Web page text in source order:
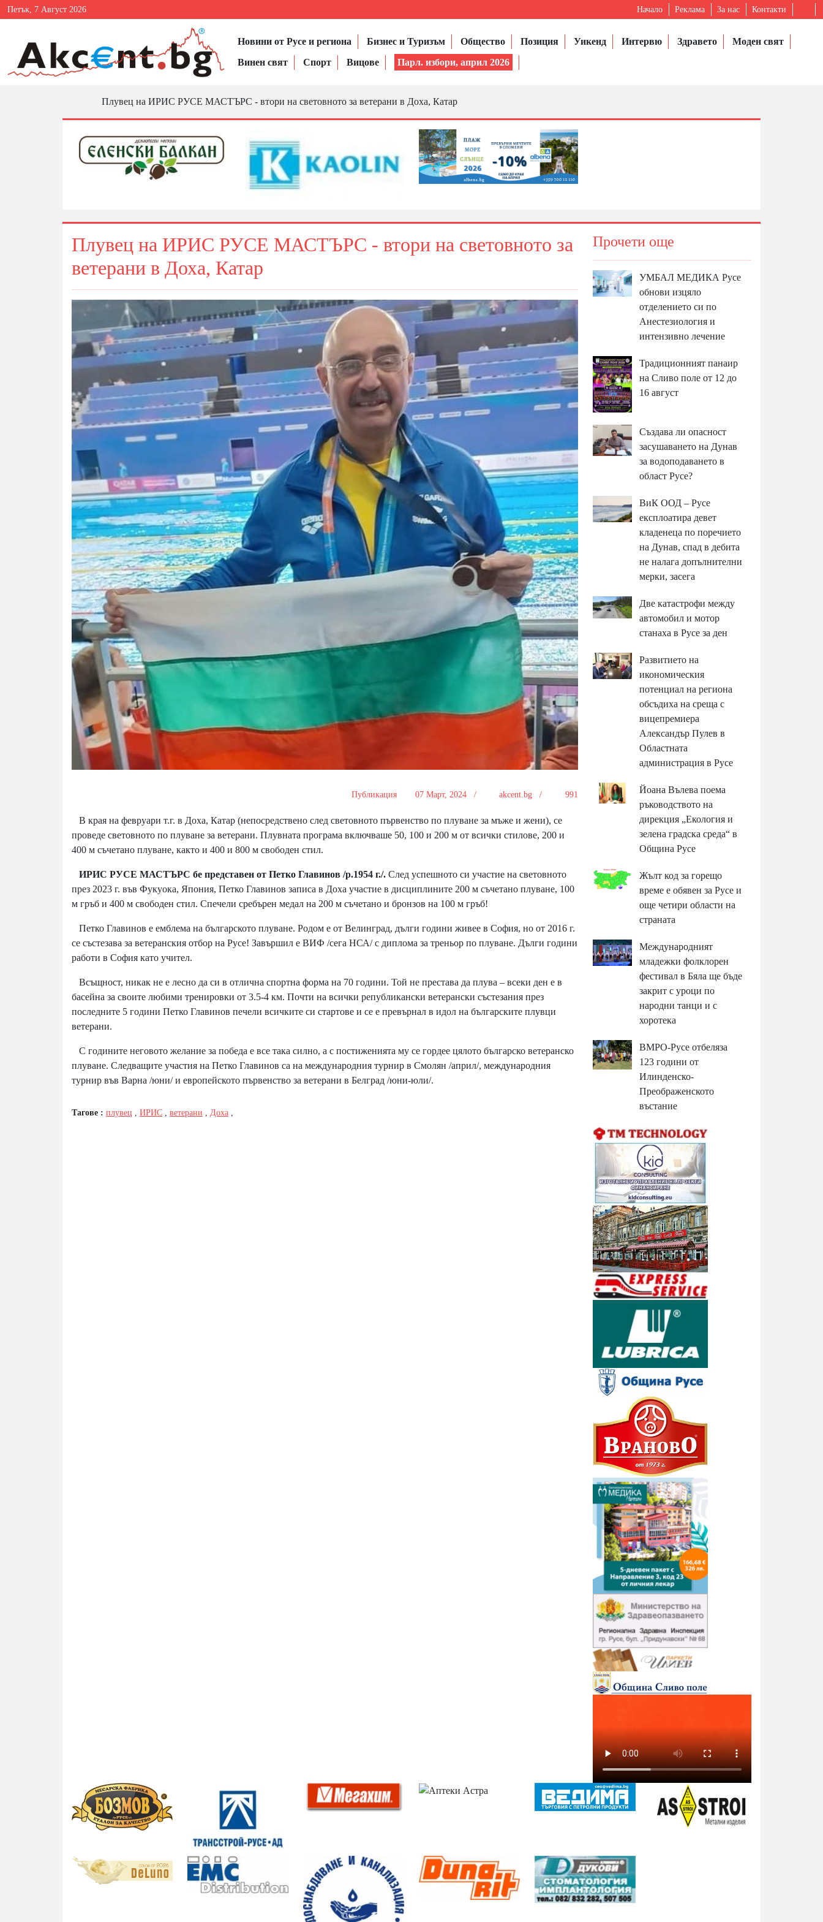
Петък, 7 Август 2026 Начало Реклама За нас Контакти
Новини от Русе и региона Бизнес и Туризъм Общество Позиция Уикенд Интервю Здравето
Моден свят
Винен свят
Спорт Вицове Парл. избори, април 2026
Плувец на ИРИС РУСЕ МАСТЪРС - втори на световното за ветерани в Доха, Катар
Плувец на ИРИС РУСЕ МАСТЪРС - втори на световното за
ветерани в Доха, Катар
Публикация 07 Март, 2024 / akcent.bg / 991
В края на февруари т.г. в Доха, Катар (непосредствено след световното първенство по плуване за мъже и жени), се
проведе световното по плуване за ветерани. Плувната програма включваше 50, 100 и 200 м от всички стилове, 200 и
400 м съчетано плуване, както и 400 и 800 м свободен стил.
ИРИС РУСЕ МАСТЪРС бе представен от Петко Главинов /р.1954 г./. След успешното си участие на световното
през 2023 г. във Фукуока, Япония, Петко Главинов записа в Доха участие в дисциплините 200 м съчетано плуване, 100
м гръб и 400 м свободен стил. Спечели сребърен медал на 200 м съчетано и бронзов на 100 м гръб!
Петко Главинов е емблема на българското плуване. Родом е от Велинград, дълги години живее в София, но от 2016 г.
се състезава за ветеранския отбор на Русе! Завършил е ВИФ /сега НСА/ с диплома за треньор по плуване. Дълги години
работи в София като учител.
Всъщност, никак не е лесно да си в отлична спортна форма на 70 години. Той не престава да плува – всеки ден е в
басейна за своите любими тренировки от 3.5-4 км. Почти на всички републикански ветерански състезания през
последните 5 години Петко Главинов печели всичките си стартове и се е превърнал в идол на българските плувци
ветерани.
С годините неговото желание за победа е все така силно, а с постиженията му се гордее цялото българско ветеранско
плуване. Следващите участия на Петко Главинов са на международния турнир в Смолян /април/, международния
турнир във Варна /юни/ и европейското първенство за ветерани в Белград /юни-юли/.
Тагове : плувец ИРИС ветерани Доха
Прочети още
УМБАЛ МЕДИКА Русе
обнови изцяло
отделението си по
Анестезиология и
интензивно лечение
Традиционният панаир
на Сливо поле от 12 до
16 август
Създава ли опасност
засушаването на Дунав
за водоподаването в
област Русе?
ВиК ООД – Русе
експлоатира девет
кладенеца по поречието
на Дунав, спад в дебита
не налага допълнителни
мерки, засега
Две катастрофи между
автомобил и мотор
станаха в Русе за ден
Развитието на
икономическия
потенциал на региона
обсъдиха на среща с
вицепремиера
Александър Пулев в
Областната
администрация в Русе
Йоана Вълева поема
ръководството на
дирекция „Екология и
зелена градска среда“ в
Община Русе
Жълт код за горещо
време е обявен за Русе и
още четири области на
страната
Международният
младежки фолклорен
фестивал в Бяла ще бъде
закрит с уроци по
народни танци и с
хоротека
ВМРО-Русе отбеляза
123 години от
Илинденско-
Преображенското
въстание